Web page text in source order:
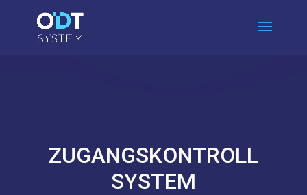
ZUGANGSKONTROLL
SYSTEM